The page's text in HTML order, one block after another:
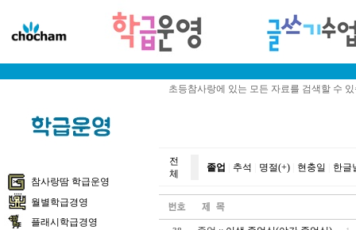
초등참사랑에 있는 모든 자료를 검색할 수
참사랑땀 학급운영
월별학급경영
플래시학급경영
전
체
졸업 추석 명절(+) 현충일 한글